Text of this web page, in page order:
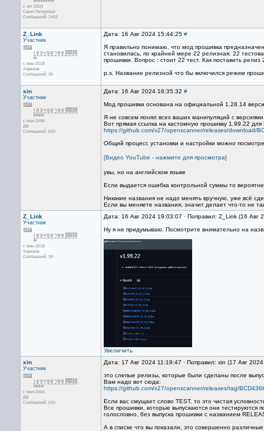
с окт 2003
Санкт-Петербург
Сообщений: 1462
Z_Link
Участник
с июн 2018
Харьков
Сообщений: 39
Дата: 16 Авг 2024 15:44:25 #
Я правильно понимаю, что мод прошивка
становилась, по крайней мере 22 релизная. 22
прошивки. Вопрос : стоит 22 тест. Как поставить
p.s. Название релизной что бы включился режим
xin
Участник
с июл 2006
ДВ
Сообщений: 633
Дата: 16 Авг 2024 16:35:32 #
Мод прошивки основана на официальной 1.28.14
Я не совсем понял всех ваших манипуляций с
Вот прямая ссылка на кастомную прошивку 1.99.22 для
https://github.com/x27/openscanner/releases/download/
Общий процесс установки и настройки можно
[Видео YouTube - нажмите для просмотра]
увы, но на английском языке
Если выдается ошибка контрольной суммы то
Никакие названия не надо менять вручную, уже всё
Если вы меняете названия, значит делает что-то не
Z_Link
Участник
с июн 2018
Харьков
Сообщений: 39
Дата: 16 Авг 2024 19:03:07 · Поправил: Z_Link (16 Авг
Ну я не придумываю. Посмотрите внимательно на
Увеличить
xin
Участник
с июл 2006
ДВ
Сообщений: 633
Дата: 17 Авг 2024 11:19:47 · Поправил: xin (17 Авг
это слепые релизы, которые были сделаны после
Вам надо вот сюда:
https://github.com/x27/openscanner/releases/tag/
Если вас смущает слово TEST, то это чистая
Все прошивки, которые выпускаются они тестируются
голословно, без выпуска прошивки с названием
А в списке что вы показали, это совершенно